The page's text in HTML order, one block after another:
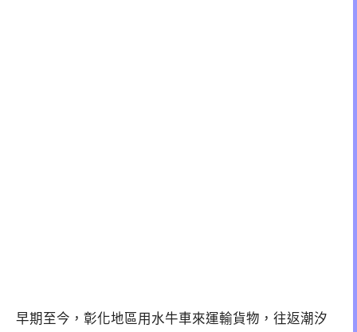
早期至今，彰化地區用水牛車來運輸貨物，往返潮汐